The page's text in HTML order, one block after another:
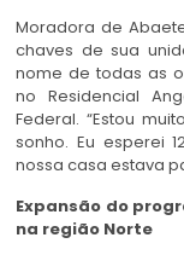
Moradora de
chaves de sua
nome de todas as
no Residencial
Federal. “Estou
sonho. Eu esperei
nossa casa estava
Expansão do
na região Norte